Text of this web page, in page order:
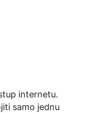
internetu.
samo jednu